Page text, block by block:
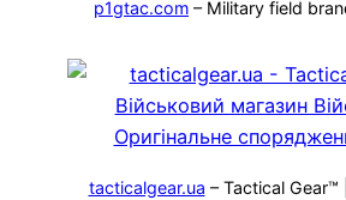
p1gtac.com – Military field
tacticalgear.ua – Tactical Gear™